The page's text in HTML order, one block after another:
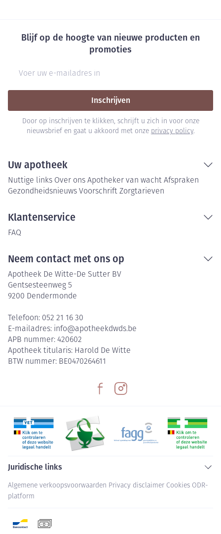
Blijf op de hoogte van nieuwe producten en
promoties
Inschrijven
Door op inschrijven te klikken, schrijft u zich in voor onze
nieuwsbrief en gaat u akkoord met onze privacy policy.
Uw apotheek
Nuttige links Over ons Apotheker van wacht Afspraken
Gezondheidsnieuws Voorschrift Zorgtarieven
Klantenservice
FAQ
Neem contact met ons op
Apotheek De Witte-De Sutter BV
Gentsesteenweg 5
9200 Dendermonde
Telefoon: 052 21 16 30
E-mailadres: info@apotheekdwds.be
APB nummer: 420602
Apotheek titularis: Harold De Witte
BTW nummer: BE0470264611
Juridische links
Algemene verkoopsvoorwaarden Privacy disclaimer Cookies ODR-
platform